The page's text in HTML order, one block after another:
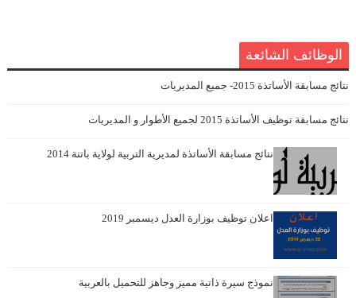
الوظائف الشائعة
نتائج مسابقة الأساتذة 2015- جميع المديريات
نتائج مسابقة توظيف الأساتذة 2015 لجميع الأطوار و المديريات
نتائج مسابقة الأساتذة لمديرية التربية لولاية باتنة 2014
اعلان توظيف بوزارة العدل ديسمبر 2019
نموذج سيرة ذاتية مميز وجاهز للتحميل بالعربية